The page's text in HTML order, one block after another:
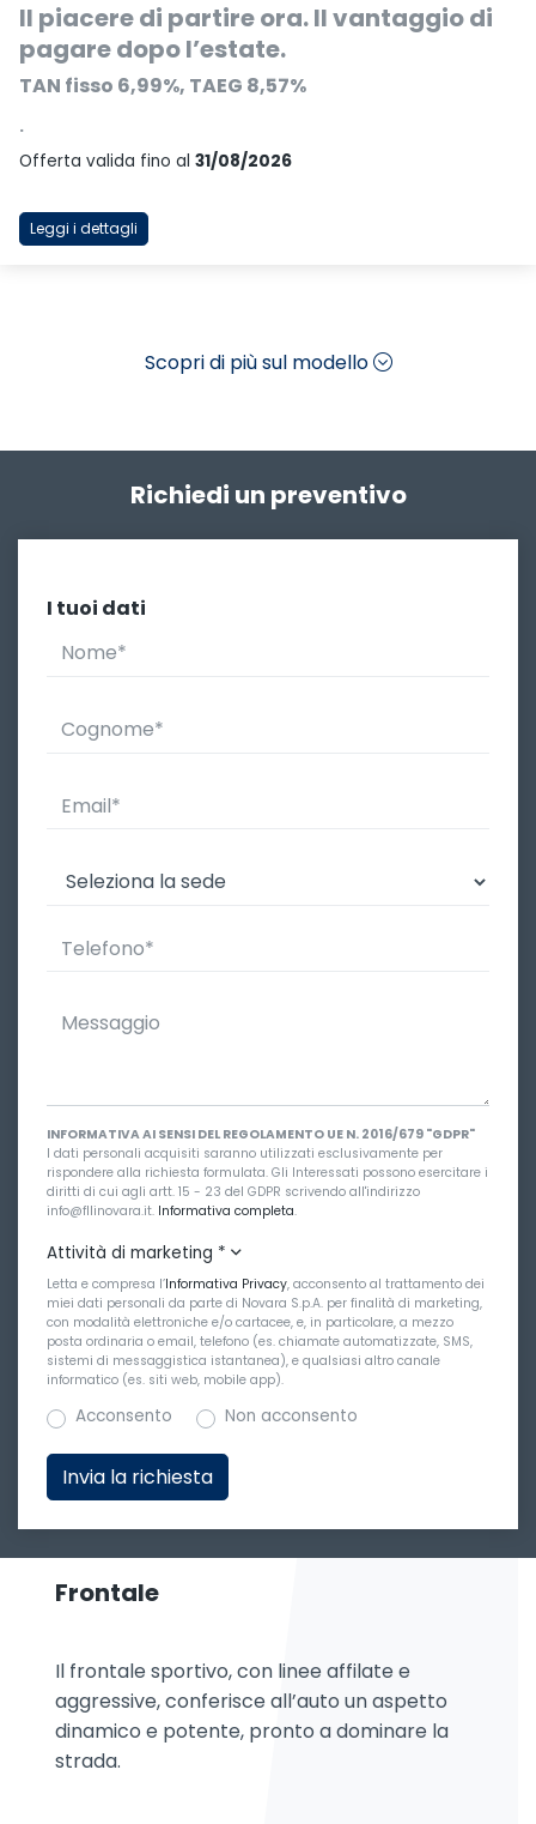
Il piacere di partire ora. Il vantaggio di
pagare dopo l’estate.
TAN fisso 6,99%, TAEG 8,57%
.
Offerta valida fino al 31/08/2026
Leggi i dettagli
Scopri di più sul modello
Richiedi un preventivo
I tuoi dati
INFORMATIVA AI SENSI DEL REGOLAMENTO UE N. 2016/679 "GDPR"
I dati personali acquisiti saranno utilizzati esclusivamente per
rispondere alla richiesta formulata. Gli Interessati possono esercitare i
diritti di cui agli artt. 15 - 23 del GDPR scrivendo all'indirizzo
info@fllinovara.it. Informativa completa.
Attività di marketing *
Letta e compresa l’Informativa Privacy, acconsento al trattamento dei
miei dati personali da parte di Novara S.p.A. per finalità di marketing,
con modalità elettroniche e/o cartacee, e, in particolare, a mezzo
posta ordinaria o email, telefono (es. chiamate automatizzate, SMS,
sistemi di messaggistica istantanea), e qualsiasi altro canale
informatico (es. siti web, mobile app).
Acconsento Non acconsento
Frontale
Il frontale sportivo, con linee affilate e
aggressive, conferisce all’auto un aspetto
dinamico e potente, pronto a dominare la
strada.